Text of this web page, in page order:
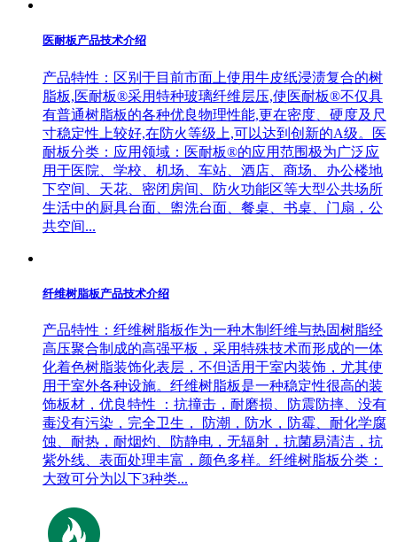
医耐板产品技术介绍
产品特性：区别于目前市面上使用牛皮纸浸渍复合的树
脂板,医耐板®采用特种玻璃纤维层压,使医耐板®不仅具
有普通树脂板的各种优良物理性能,更在密度、硬度及尺
寸稳定性上较好,在防火等级上,可以达到创新的A级。医
耐板分类：应用领域：医耐板®的应用范围极为广泛应
用于医院、学校、机场、车站、酒店、商场、办公楼地
下空间、天花、密闭房间、防火功能区等大型公共场所
生活中的厨具台面、盥洗台面、餐桌、书桌、门扇，公
共空间...
纤维树脂板产品技术介绍
产品特性：纤维树脂板作为一种木制纤维与热固树脂经
高压聚合制成的高强平板，采用特殊技术而形成的一体
化着色树脂装饰化表层，不但适用于室内装饰，尤其使
用于室外各种设施。纤维树脂板是一种稳定性很高的装
饰板材，优良特性 ：抗撞击，耐磨损、防震防摔、没有
毒没有污染，完全卫生， 防潮，防水，防霉、耐化学腐
蚀、耐热，耐烟灼、防静电，无辐射，抗菌易清洁，抗
紫外线、表面处理丰富，颜色多样。纤维树脂板分类：
大致可分为以下3种类...